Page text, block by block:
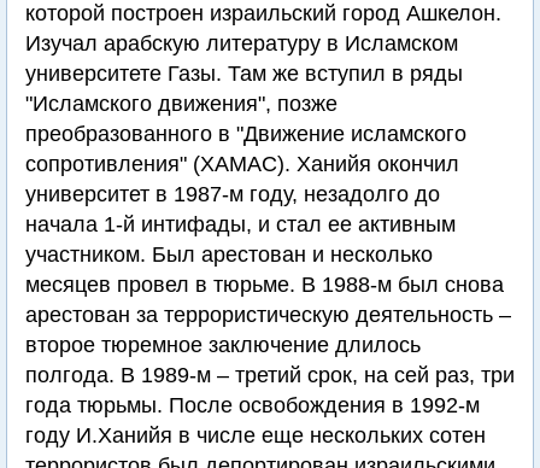
которой построен израильский город Ашкелон.
Изучал арабскую литературу в Исламском
университете Газы. Там же вступил в ряды
"Исламского движения", позже
преобразованного в "Движение исламского
сопротивления" (ХАМАС). Ханийя окончил
университет в 1987-м году, незадолго до
начала 1-й интифады, и стал ее активным
участником. Был арестован и несколько
месяцев провел в тюрьме. В 1988-м был снова
арестован за террористическую деятельность –
второе тюремное заключение длилось
полгода. В 1989-м – третий срок, на сей раз, три
года тюрьмы. После освобождения в 1992-м
году И.Ханийя в числе еще нескольких сотен